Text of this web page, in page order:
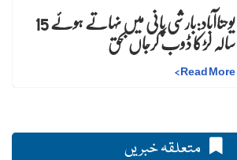
یوحناآباد:بارشی پانی میں نہاتے ہوئے 15 سالہ لڑکا ڈوب کرجاں بحق
Read More
>
متعلقہ خبریں